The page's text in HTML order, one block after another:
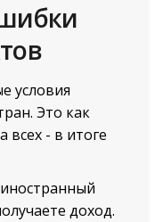
условия
Это как
всех - в итоге
доход.